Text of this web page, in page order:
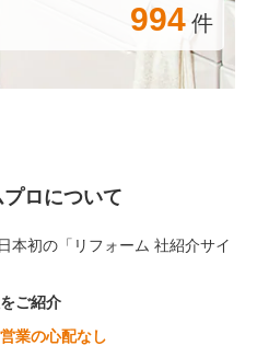
994 件
ロについて
本初の「リフォーム 社紹介サイ
ご紹介
営業の心配なし